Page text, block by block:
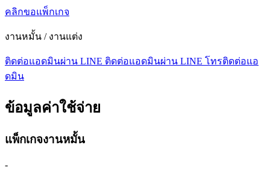
คลิกขอแพ็กเกจ
งานหมั้น / งานแต่ง
ติดต่อแอดมินผ่าน LINE ติดต่อแอดมินผ่าน LINE โทรติดต่อแอ
ดมิน
ข้อมูลค่าใช้จ่าย
แพ็กเกจงานหมั้น
-